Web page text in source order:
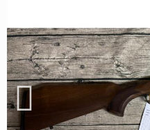
Bücher, Videos
Antikes
Geschenke
Reviereinrichtungen